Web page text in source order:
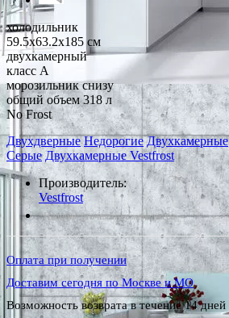
холодильник
59.5x63.2x185 см
двухкамерный
класс A
морозильник снизу
общий объем 318 л
No Frost
Двухдверные Недорогие Двухкамерные
Серые Двухкамерные Vestfrost
Производитель:
Vestfrost
*Наличие уточняйте у менеджера
Оплата при получении
Доставим сегодня по Москве и МО
Возможность возврата в течение 14 дней